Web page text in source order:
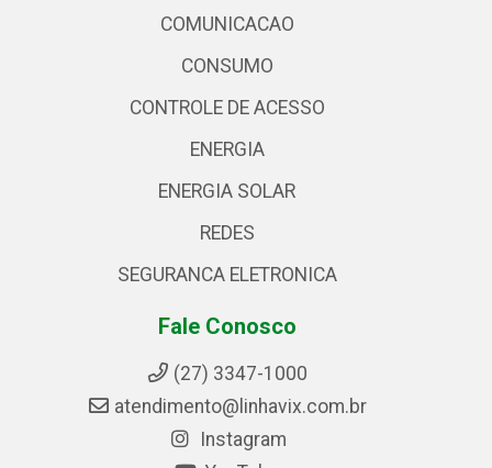
COMUNICACAO
CONSUMO
CONTROLE DE ACESSO
ENERGIA
ENERGIA SOLAR
REDES
SEGURANCA ELETRONICA
Fale Conosco
(27) 3347-1000
atendimento@linhavix.com.br
Instagram